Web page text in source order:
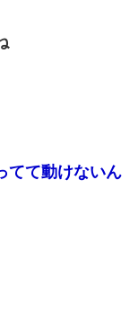
て動けないん